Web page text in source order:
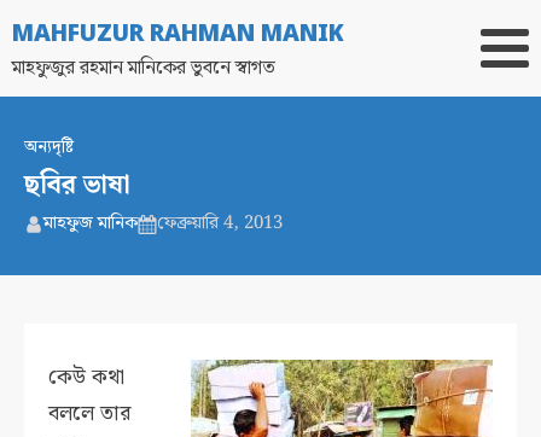
MAHFUZUR RAHMAN MANIK
মাহফুজুর রহমান মানিকের ভুবনে স্বাগত
অন্যদৃষ্টি
ছবির ভাষা
মাহফুজ মানিক ফেব্রুয়ারি 4, 2013
কেউ কথা
বললে তার